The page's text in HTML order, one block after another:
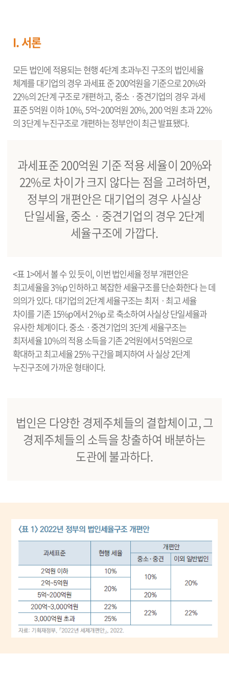
I. 서론
모든 법인에 적용되는 현행 4단계 초과누진 구조의 법인세율
체계를 대기업의 경우 과세표 준 200억원을 기준으로 20%와
22%의 2단계 구조로 개편하고, 중소ㆍ중견기업의 경우 과세
표준 5억원 이하 10%, 5억~200억원 20%, 200 억원 초과 22%
의 3단계 누진구조로 개편하는 정부안이 최근 발표됐다.
과세표준 200억원 기준 적용 세율이 20%와
22%로 차이가 크지 않다는 점을 고려하면,
정부의 개편안은 대기업의 경우 사실상
단일세율, 중소ㆍ중견기업의 경우 2단계
세율구조에 가깝다.
<표 1>에서 볼 수 있 듯이, 이번 법인세율 정부 개편안은
최고세율을 3%p 인하하고 복잡한 세율구조를 단순화한다 는 데
의의가 있다. 대기업의 2단계 세율구조는 최저ㆍ최고 세율
차이를 기존 15%p에서 2%p 로 축소하여 사실상 단일세율과
유사한 체계이다. 중소ㆍ중견기업의 3단계 세율구조는
최저세율 10%의 적용 소득을 기존 2억원에서 5억원으로
확대하고 최고세율 25% 구간을 폐지하여 사 실상 2단계
누진구조에 가까운 형태이다.
법인은 다양한 경제주체들의 결합체이고, 그
경제주체들의 소득을 창출하여 배분하는
도관에 불과하다.